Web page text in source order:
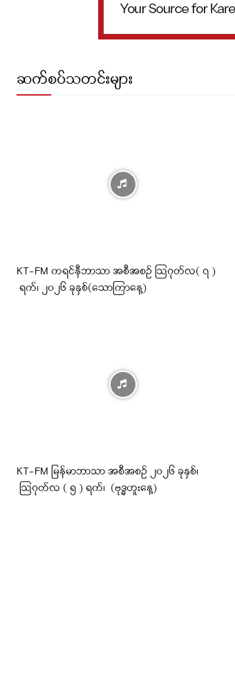
ဆက်စပ်သတင်းများ
KT-FM ကရင်နီဘာသာ အစီအစဉ် ဩဂုတ်လ( ၇ )
ရက်၊ ၂၀၂၆ ခုနှစ်(သောကြာနေ့)
KT-FM မြန်မာဘာသာ အစီအစဉ် ၂၀၂၆ ခုနှစ်၊
ဩဂုတ်လ ( ၅ ) ရက်၊ (ဗုဒ္ဓဟူးနေ့)